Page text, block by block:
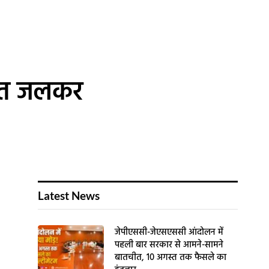
जलकर
Latest News
जेपीएससी-जेएसएससी आंदोलन में
पहली बार सरकार से आमने-सामने
बातचीत, 10 अगस्त तक फैसले का